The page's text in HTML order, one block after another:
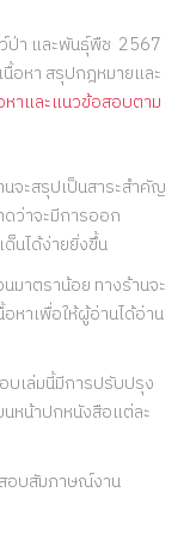
ป่า และพันธุ์พืช 2567
อหา สรุปกฎหมายและ
หาและแนวข้อสอบตาม
จะสรุปเป็นสาระสำคัญ
ดว่าจะมีการออก
นได้ง่ายยิ่งขึ้น
มาตราน้อย ทางร้านจะ
อหาเพื่อให้ผู้อ่านได้อ่าน
บเล่มนี้มีการปรับปรุง
หน้าปกหนังสือแต่ละ
อบสัมภาษณ์งาน